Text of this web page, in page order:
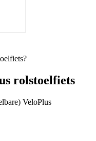
rolstoelfiets
VeloPlus